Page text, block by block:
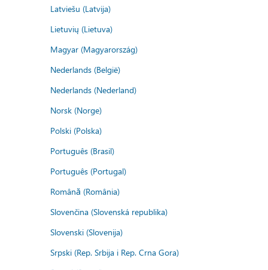
Latviešu (Latvija)
Lietuvių (Lietuva)
Magyar (Magyarország)
Nederlands (België)
Nederlands (Nederland)
Norsk (Norge)
Polski (Polska)
Português (Brasil)
Português (Portugal)
Română (România)
Slovenčina (Slovenská republika)
Slovenski (Slovenija)
Srpski (Rep. Srbija i Rep. Crna Gora)